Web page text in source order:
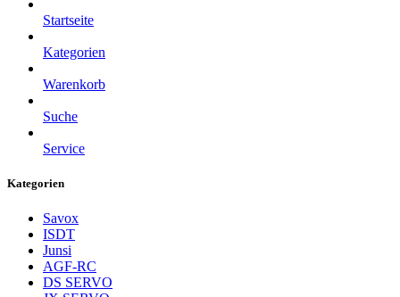
Startseite
Kategorien
Warenkorb
Suche
Service
Kategorien
Savox
ISDT
Junsi
AGF-RC
DS SERVO